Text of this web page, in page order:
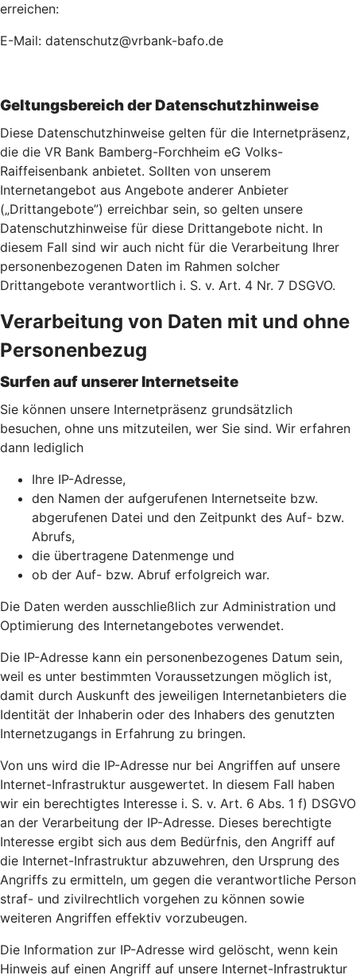
erreichen:
E-Mail: datenschutz@vrbank-bafo.de
Geltungsbereich der Datenschutzhinweise
Diese Datenschutzhinweise gelten für die Internetpräsenz,
die die VR Bank Bamberg-Forchheim eG Volks-
Raiffeisenbank anbietet. Sollten von unserem
Internetangebot aus Angebote anderer Anbieter
(„Drittangebote”) erreichbar sein, so gelten unsere
Datenschutzhinweise für diese Drittangebote nicht. In
diesem Fall sind wir auch nicht für die Verarbeitung Ihrer
personenbezogenen Daten im Rahmen solcher
Drittangebote verantwortlich i. S. v. Art. 4 Nr. 7 DSGVO.
Verarbeitung von Daten mit und ohne
Personenbezug
Surfen auf unserer Internetseite
Sie können unsere Internetpräsenz grundsätzlich
besuchen, ohne uns mitzuteilen, wer Sie sind. Wir erfahren
dann lediglich
Ihre IP-Adresse,
den Namen der aufgerufenen Internetseite bzw.
abgerufenen Datei und den Zeitpunkt des Auf- bzw.
Abrufs,
die übertragene Datenmenge und
ob der Auf- bzw. Abruf erfolgreich war.
Die Daten werden ausschließlich zur Administration und
Optimierung des Internetangebotes verwendet.
Die IP-Adresse kann ein personenbezogenes Datum sein,
weil es unter bestimmten Voraussetzungen möglich ist,
damit durch Auskunft des jeweiligen Internetanbieters die
Identität der Inhaberin oder des Inhabers des genutzten
Internetzugangs in Erfahrung zu bringen.
Von uns wird die IP-Adresse nur bei Angriffen auf unsere
Internet-Infrastruktur ausgewertet. In diesem Fall haben
wir ein berechtigtes Interesse i. S. v. Art. 6 Abs. 1 f) DSGVO
an der Verarbeitung der IP-Adresse. Dieses berechtigte
Interesse ergibt sich aus dem Bedürfnis, den Angriff auf
die Internet-Infrastruktur abzuwehren, den Ursprung des
Angriffs zu ermitteln, um gegen die verantwortliche Person
straf- und zivilrechtlich vorgehen zu können sowie
weiteren Angriffen effektiv vorzubeugen.
Die Information zur IP-Adresse wird gelöscht, wenn kein
Hinweis auf einen Angriff auf unsere Internet-Infrastruktur